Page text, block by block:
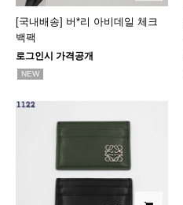
[국내배송] 버*리 아비데일 체크
백팩
로그인시 가격공개
NEW